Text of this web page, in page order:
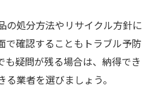
の処分方法やリサイクル方針に
で確認することもトラブル予防
も疑問が残る場合は、納得でき
業者を選びましょう。